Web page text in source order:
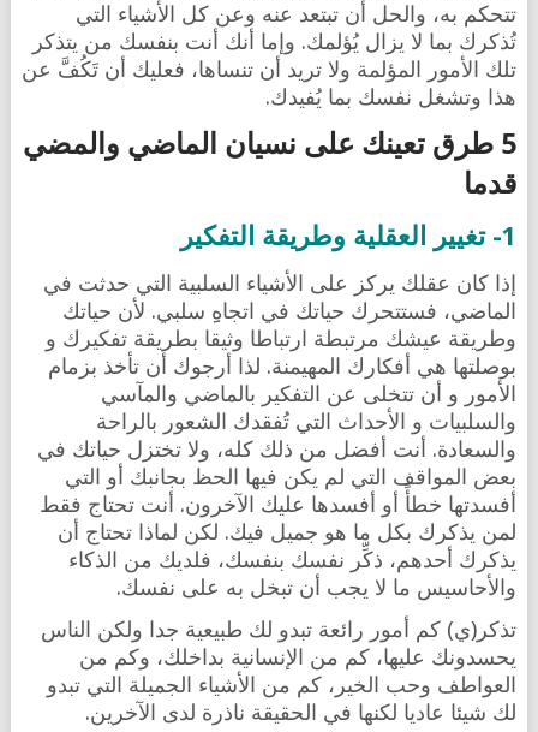
تتحكم به، والحل أن تبتعد عنه وعن كل الأشياء التي
تُذكرك بما لا يزال يُؤلمك. وإما أنك أنت بنفسك من يتذكر
تلك الأمور المؤلمة ولا تريد أن تنساها، فعليك أن تَكُفَّ عن
هذا وتشغل نفسك بما يُفيدك.
5 طرق تعينك على نسيان الماضي والمضي
قدما
1- تغيير العقلية وطريقة التفكير
إذا كان عقلك يركز على الأشياء السلبية التي حدثت في
الماضي، فستتحرك حياتك في اتجاهِِ سلبي. لأن حياتك
وطريقة عيشك مرتبطة ارتباطا وثيقا بطريقة تفكيرك و
بوصلتها هي أفكارك المهيمنة. لذا أرجوك أن تأخذ بزمام
الأمور و أن تتخلى عن التفكير بالماضي والمآسي
والسلبيات و الأحداث التي تُفقدك الشعور بالراحة
والسعادة. أنت أفضل من ذلك كله، ولا تختزل حياتك في
بعض المواقف التي لم يكن فيها الحظ بجانبك أو التي
أفسدتها خطأً أو أفسدها عليك الآخرون. أنت تحتاج فقط
لمن يذكرك بكل ما هو جميل فيك. لكن لماذا تحتاج أن
يذكرك أحدهم، ذكِّر نفسك بنفسك، فلديك من الذكاء
والأحاسيس ما لا يجب أن تبخل به على نفسك.
تذكر(ي) كم أمور رائعة تبدو لك طبيعية جدا ولكن الناس
يحسدونك عليها، كم من الإنسانية بداخلك، وكم من
العواطف وحب الخير، كم من الأشياء الجميلة التي تبدو
لك شيئا عاديا لكنها في الحقيقة ناذرة لدى الآخرين.